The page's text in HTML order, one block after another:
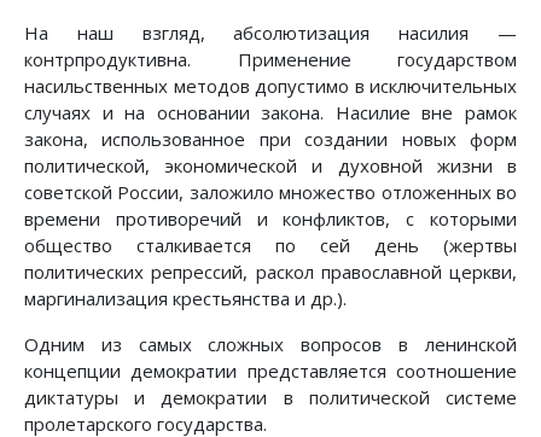
На наш взгляд, абсолютизация насилия —
контрпродуктивна. Применение государством
насильственных методов допустимо в исключительных
случаях и на основании закона. Насилие вне рамок
закона, использованное при создании новых форм
политической, экономической и духовной жизни в
советской России, заложило множество отложенных во
времени противоречий и конфликтов, с которыми
общество сталкивается по сей день (жертвы
политических репрессий, раскол православной церкви,
маргинализация крестьянства и др.).
Одним из самых сложных вопросов в ленинской
концепции демократии представляется соотношение
диктатуры и демократии в политической системе
пролетарского государства.